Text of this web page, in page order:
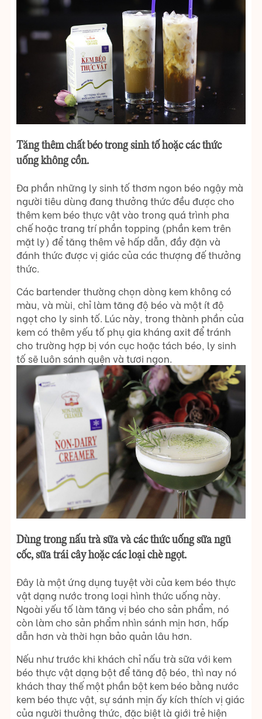
Tăng thêm chất béo trong sinh tố hoặc các thức
uống không cồn.
Đa phần những ly sinh tố thơm ngon béo ngậy mà
người tiêu dùng đang thưởng thức đều được cho
thêm kem béo thực vật vào trong quá trình pha
chế hoặc trang trí phần topping (phần kem trên
mặt ly) để tăng thêm vẻ hấp dẫn, đầy đặn và
đánh thức được vị giác của các thượng đế thưởng
thức.
Các bartender thường chọn dòng kem không có
màu, và mùi, chỉ làm tăng độ béo và một ít độ
ngọt cho ly sinh tố. Lúc này, trong thành phần của
kem có thêm yếu tố phụ gia kháng axit để tránh
cho trường hợp bị vón cục hoặc tách béo, ly sinh
tố sẽ luôn sánh quện và tươi ngon.
Dùng trong nấu trà sữa và các thức uống sữa ngũ
cốc, sữa trái cây hoặc các loại chè ngọt.
Đây là một ứng dụng tuyệt vời của kem béo thực
vật dạng nước trong loại hình thức uống này.
Ngoài yếu tố làm tăng vị béo cho sản phẩm, nó
còn làm cho sản phẩm nhìn sánh mịn hơn, hấp
dẫn hơn và thời hạn bảo quản lâu hơn.
Nếu như trước khi khách chỉ nấu trà sữa với kem
béo thực vật dạng bột để tăng độ béo, thì nay nó
khách thay thế một phần bột kem béo bằng nước
kem béo thực vật, sự sánh mịn ấy kích thích vị giác
của người thưởng thức, đặc biệt là giới trẻ hiện